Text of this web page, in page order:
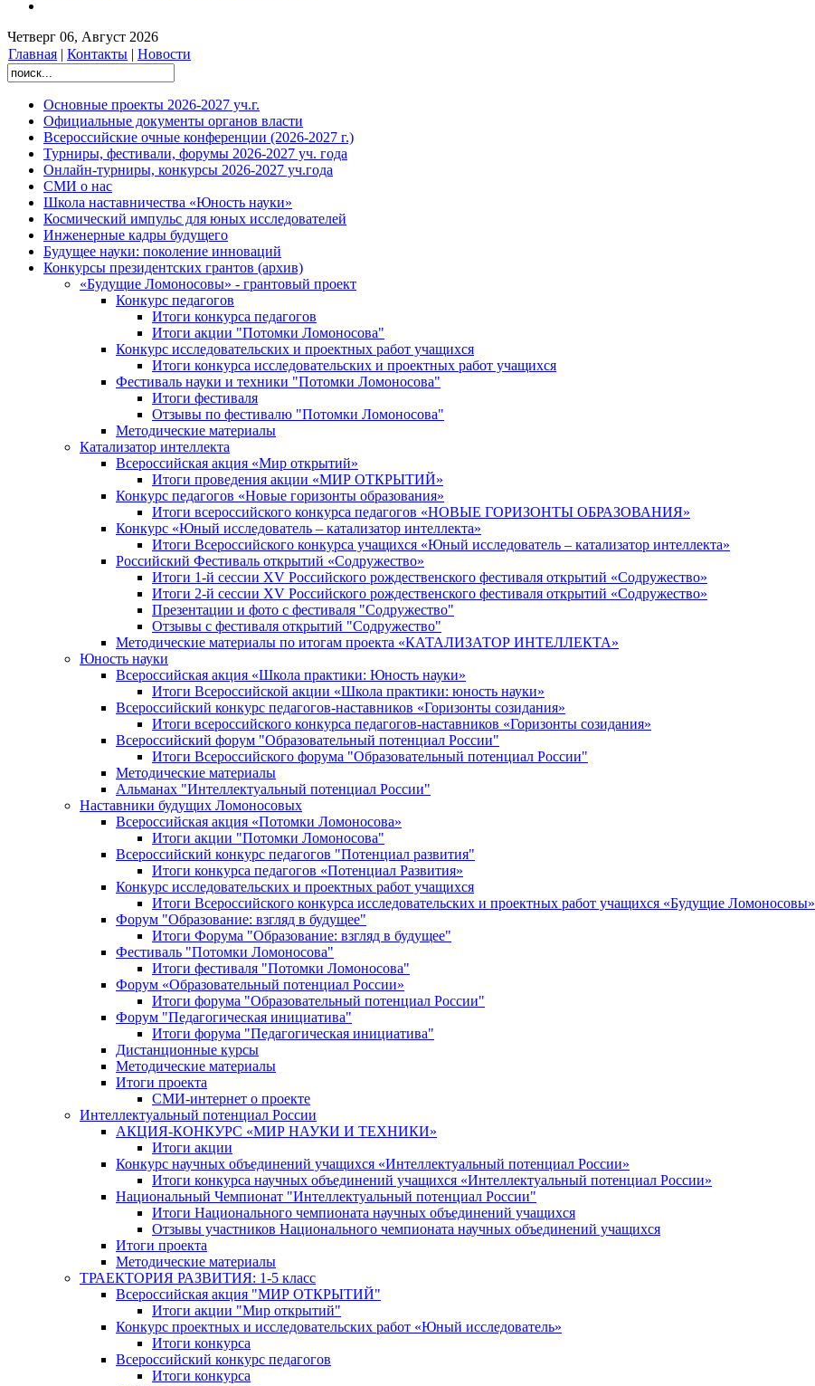
Четверг 06, Август 2026
Главная | Контакты | Новости
Основные проекты 2026-2027 уч.г.
Официальные документы органов власти
Всероссийские очные конференции (2026-2027 г.)
Турниры, фестивали, форумы 2026-2027 уч. года
Онлайн-турниры, конкурсы 2026-2027 уч.года
СМИ о нас
Школа наставничества «Юность науки»
Космический импульс для юных исследователей
Инженерные кадры будущего
Будущее науки: поколение инноваций
Конкурсы президентских грантов (архив)
«Будущие Ломоносовы» - грантовый проект
Конкурс педагогов
Итоги конкурса педагогов
Итоги акции "Потомки Ломоносова"
Конкурс исследовательских и проектных работ учащихся
Итоги конкурса исследовательских и проектных работ учащихся
Фестиваль науки и техники "Потомки Ломоносова"
Итоги фестиваля
Отзывы по фестивалю "Потомки Ломоносова"
Методические материалы
Катализатор интеллекта
Всероссийская акция «Мир открытий»
Итоги проведения акции «МИР ОТКРЫТИЙ»
Конкурс педагогов «Новые горизонты образования»
Итоги всероссийского конкурса педагогов «НОВЫЕ ГОРИЗОНТЫ ОБРАЗОВАНИЯ»
Конкурс «Юный исследователь – катализатор интеллекта»
Итоги Всероссийского конкурса учащихся «Юный исследователь – катализатор интеллекта»
Российский Фестиваль открытий «Содружество»
Итоги 1-й сессии XV Российского рождественского фестиваля открытий «Содружество»
Итоги 2-й сессии XV Российского рождественского фестиваля открытий «Содружество»
Презентации и фото с фестиваля "Содружество"
Отзывы с фестиваля открытий "Содружество"
Методические материалы по итогам проекта «КАТАЛИЗАТОР ИНТЕЛЛЕКТА»
Юность науки
Всероссийская акция «Школа практики: Юность науки»
Итоги Всероссийской акции «Школа практики: юность науки»
Всероссийский конкурс педагогов-наставников «Горизонты созидания»
Итоги всероссийского конкурса педагогов-наставников «Горизонты созидания»
Всероссийский форум "Образовательный потенциал России"
Итоги Всероссийского форума "Образовательный потенциал России"
Методические материалы
Альманах "Интеллектуальный потенциал России"
Наставники будущих Ломоносовых
Всероссийская акция «Потомки Ломоносова»
Итоги акции "Потомки Ломоносова"
Всероссийский конкурс педагогов "Потенциал развития"
Итоги конкурса педагогов «Потенциал Развития»
Конкурс исследовательских и проектных работ учащихся
Итоги Всероссийского конкурса исследовательских и проектных работ учащихся «Будущие Ломоносовы»
Форум "Образование: взгляд в будущее"
Итоги Форума "Образование: взгляд в будущее"
Фестиваль "Потомки Ломоносова"
Итоги фестиваля "Потомки Ломоносова"
Форум «Образовательный потенциал России»
Итоги форума "Образовательный потенциал России"
Форум "Педагогическая инициатива"
Итоги форума "Педагогическая инициатива"
Дистанционные курсы
Методические материалы
Итоги проекта
СМИ-интернет о проекте
Интеллектуальный потенциал России
АКЦИЯ-КОНКУРС «МИР НАУКИ И ТЕХНИКИ»
Итоги акции
Конкурс научных объединений учащихся «Интеллектуальный потенциал России»
Итоги конкурса научных объединений учащихся «Интеллектуальный потенциал России»
Национальный Чемпионат "Интеллектуальный потенциал России"
Итоги Национального чемпионата научных объединений учащихся
Отзывы участников Национального чемпионата научных объединений учащихся
Итоги проекта
Методические материалы
ТРАЕКТОРИЯ РАЗВИТИЯ: 1-5 класс
Всероссийская акция "МИР ОТКРЫТИЙ"
Итоги акции "Мир открытий"
Конкурс проектных и исследовательских работ «Юный исследователь»
Итоги конкурса
Всероссийский конкурс педагогов
Итоги конкурса